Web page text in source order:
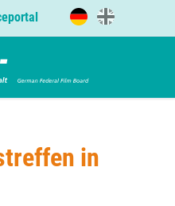
in